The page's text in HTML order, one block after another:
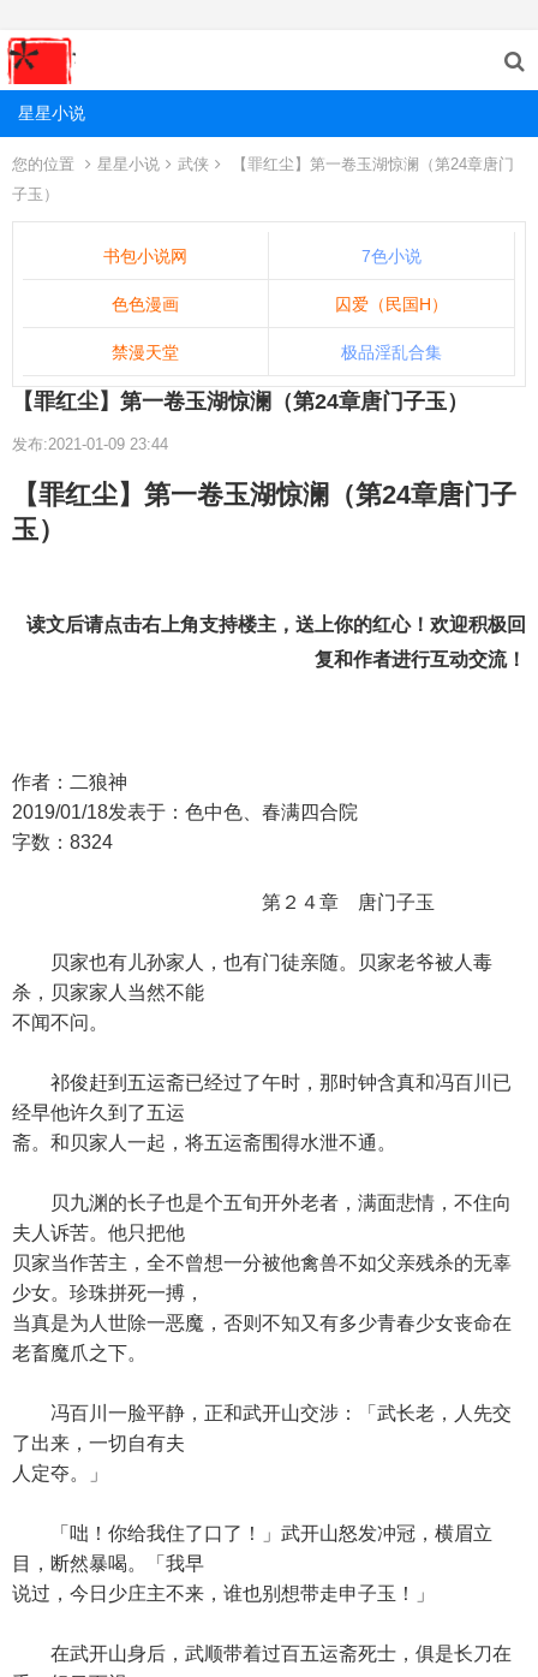
星星小说
您的位置 星星小说 武侠
【罪红尘】第一卷玉湖惊澜（第24章唐门
子玉）
书包小说网 7色小说
色色漫画 囚爱（民国H）
禁漫天堂 极品淫乱合集
【罪红尘】第一卷玉湖惊澜（第24章唐门子玉）
发布:2021-01-09 23:44
【罪红尘】第一卷玉湖惊澜（第24章唐门子
玉）
读文后请点击右上角支持楼主，送上你的红心！欢迎积极回
复和作者进行互动交流！
作者：二狼神
2019/01/18发表于：色中色、春满四合院
字数：8324
第２４章 唐门子玉
贝家也有儿孙家人，也有门徒亲随。贝家老爷被人毒
杀，贝家家人当然不能
不闻不问。
祁俊赶到五运斋已经过了午时，那时钟含真和冯百川已
经早他许久到了五运
斋。和贝家人一起，将五运斋围得水泄不通。
贝九渊的长子也是个五旬开外老者，满面悲情，不住向
夫人诉苦。他只把他
贝家当作苦主，全不曾想一分被他禽兽不如父亲残杀的无辜
少女。珍珠拼死一搏，
当真是为人世除一恶魔，否则不知又有多少青春少女丧命在
老畜魔爪之下。
冯百川一脸平静，正和武开山交涉：「武长老，人先交
了出来，一切自有夫
人定夺。」
「咄！你给我住了口了！」武开山怒发冲冠，横眉立
目，断然暴喝。「我早
说过，今日少庄主不来，谁也别想带走申子玉！」
在武开山身后，武顺带着过百五运斋死士，俱是长刀在